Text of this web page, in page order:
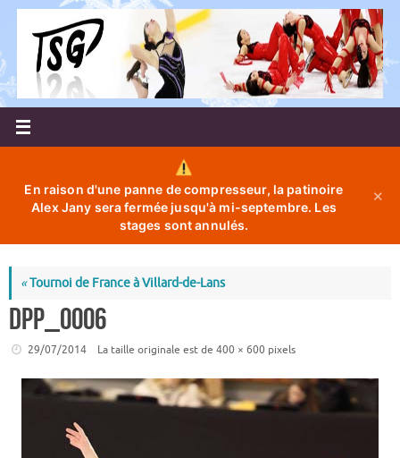
Passer
contenu
En raison d'une panne de compresseur, la patinoire
Alex Jany sera fermée jusqu'à mi-septembre. Les
stages sont annulés.
✕
«Tournoi de France à Villard-de-Lans
DPP_0006
29/07/2014 La taille originale est de 400 × 600 pixels